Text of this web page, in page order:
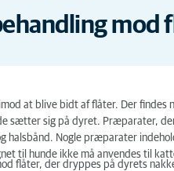
mod
at blive bidt af flåter. Der
sætter sig på dyret. Præparater,
Nogle præparater
til hunde ikke må anvendes til
flåter, der dryppes på dyrets